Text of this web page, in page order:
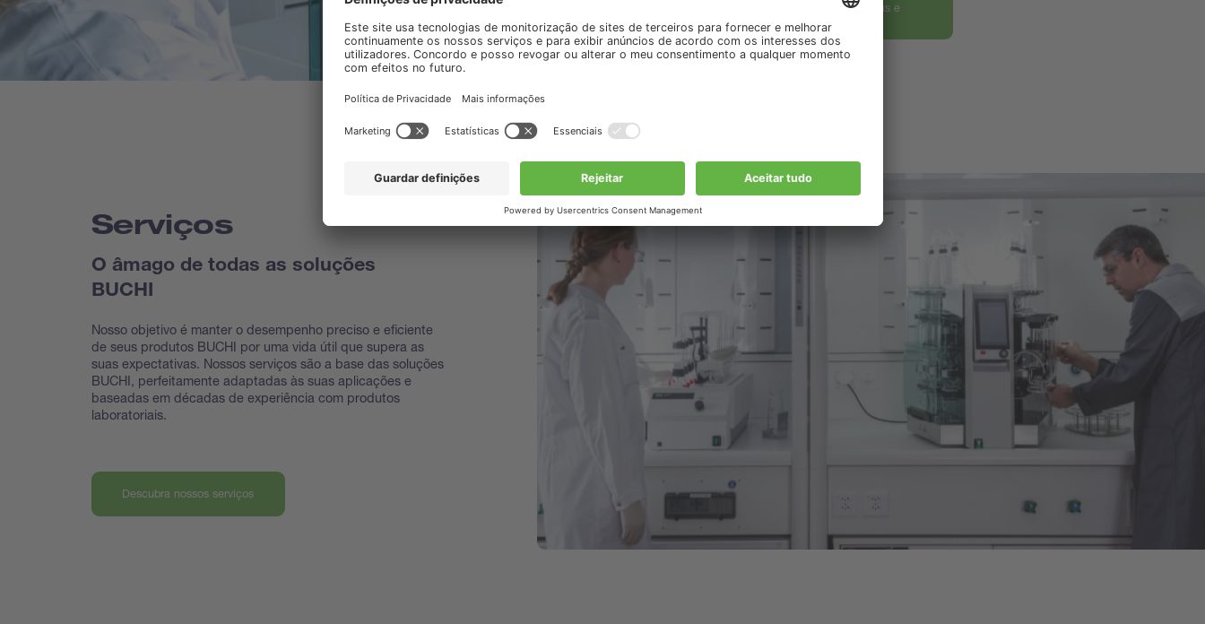
Descubra nossas peças e
acessórios
Serviços
O âmago de todas as soluções
BUCHI
Nosso objetivo é manter o desempenho preciso e eficiente
de seus produtos BUCHI por uma vida útil que supera as
suas expectativas. Nossos serviços são a base das soluções
BUCHI, perfeitamente adaptadas às suas aplicações e
baseadas em décadas de experiência com produtos
laboratoriais.
Descubra nossos serviços